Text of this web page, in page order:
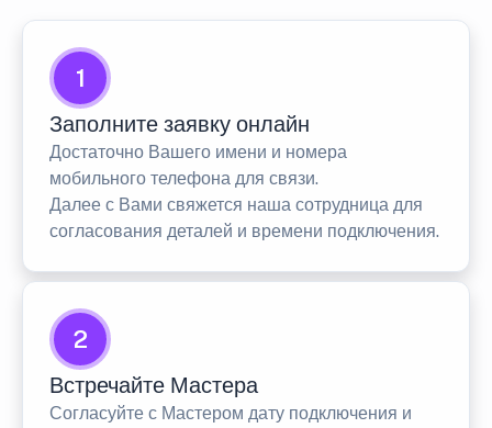
1
Заполните заявку онлайн
Достаточно Вашего имени и номера
мобильного телефона для связи.
Далее с Вами свяжется наша сотрудница для
согласования деталей и времени подключения.
2
Встречайте Мастера
Согласуйте с Мастером дату подключения и